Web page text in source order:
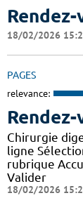
18/02/2026
PAGES
relevance:
Chirurgie
ligne
rubrique
Valider
18/02/2026